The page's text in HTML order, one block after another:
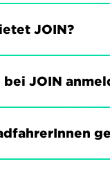
JOIN?
JOIN